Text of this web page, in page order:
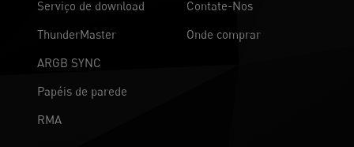
Serviço de download
ThunderMaster
ARGB SYNC
Papéis de parede
RMA
Contate-Nos
Onde comprar